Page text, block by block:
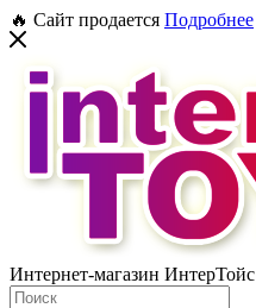
🔥 Сайт продается Подробнее
Интернет-магазин ИнтерТойс